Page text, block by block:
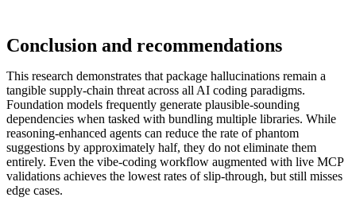
Conclusion and recommendations
This research demonstrates that package hallucinations remain a
tangible supply-chain threat across all AI coding paradigms.
Foundation models frequently generate plausible-sounding
dependencies when tasked with bundling multiple libraries. While
reasoning-enhanced agents can reduce the rate of phantom
suggestions by approximately half, they do not eliminate them
entirely. Even the vibe-coding workflow augmented with live MCP
validations achieves the lowest rates of slip-through, but still misses
edge cases.